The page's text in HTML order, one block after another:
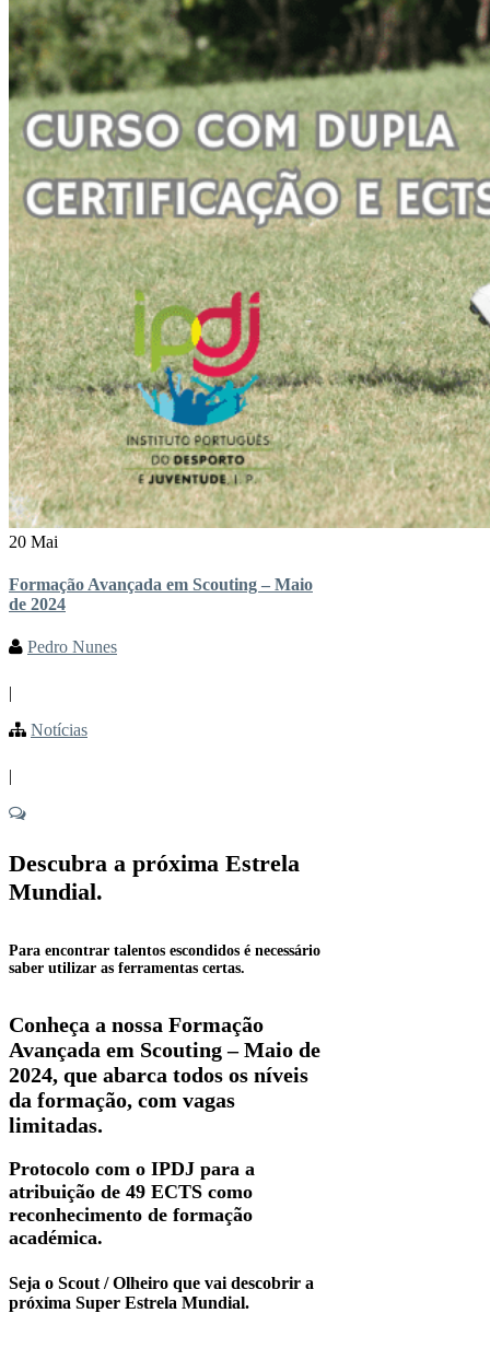
20 Mai
Formação Avançada em Scouting – Maio
de 2024
Pedro Nunes
|
Notícias
|
Descubra a próxima Estrela
Mundial.
Para encontrar talentos escondidos é necessário
saber utilizar as ferramentas certas.
Conheça a nossa Formação
Avançada em Scouting – Maio de
2024, que abarca todos os níveis
da formação, com vagas
limitadas.
Protocolo com o IPDJ para a
atribuição de 49 ECTS como
reconhecimento de formação
académica.
Seja o Scout / Olheiro que vai descobrir a
próxima Super Estrela Mundial.